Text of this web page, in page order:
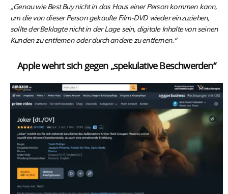
„Genau wie Best Buy nicht in das Haus einer Person kommen kann,
um die von dieser Person gekaufte Film-DVD wieder einzuziehen,
sollte der Beklagte nicht in der Lage sein, digitale Inhalte von seinen
Kunden zu entfernen oder durch andere zu entfernen.“
Apple wehrt sich gegen „spekulative Beschwerden“